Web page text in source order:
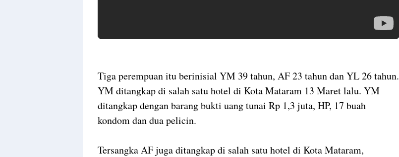
Tiga perempuan itu berinisial YM 39 tahun, AF 23 tahun dan YL 26 tahun.
YM ditangkap di salah satu hotel di Kota Mataram 13 Maret lalu. YM
ditangkap dengan barang bukti uang tunai Rp 1,3 juta, HP, 17 buah
kondom dan dua pelicin.
Tersangka AF juga ditangkap di salah satu hotel di Kota Mataram,